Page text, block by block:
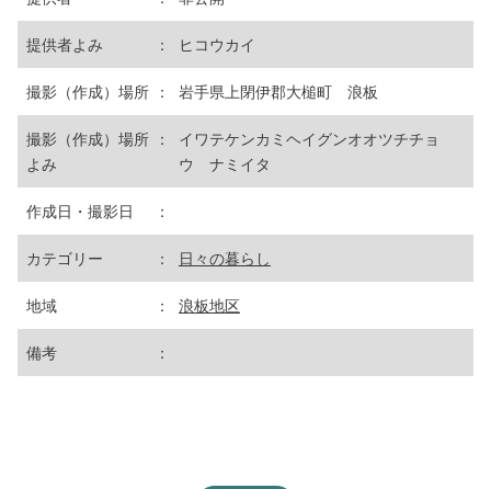
提供者よみ ： ヒコウカイ
撮影（作成）場所 ： 岩手県上閉伊郡大槌町 浪板
撮影（作成）場所
よみ
：
イワテケンカミヘイグンオオツチチョ
ウ ナミイタ
作成日・撮影日 ：
カテゴリー ： 日々の暮らし
地域 ： 浪板地区
備考 ：